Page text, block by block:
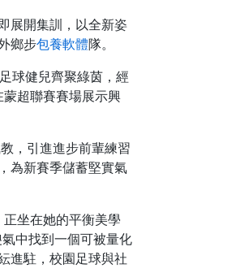
展開集訓，以全新姿
鄉步包養軟體隊。
足球健兒齊聚綠茵，經
超聯賽賽場展示興
，引進進步前輩練習
為新賽季儲蓄堅實氣
坐在她的平衡美學
中找到一個可被量化
進駐，校園足球與社